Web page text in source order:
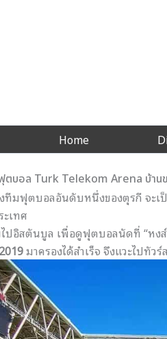
Home
ตบอล Turk Telekom Arena บ้าน
ทีมฟุตบอลอันดับหนึ่งของตุรกี จะเ
เทศ
ปอิสตันบูล เพื่อดูฟุตบอลนัดที่ “หง
มาครองได้สำเร็จ จึงแวะไปทัวร์